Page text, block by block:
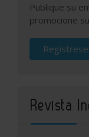
Publique su
promocione
Revista